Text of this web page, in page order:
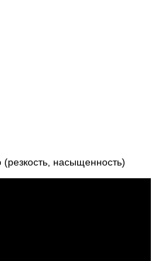
(резкость, насыщенность)